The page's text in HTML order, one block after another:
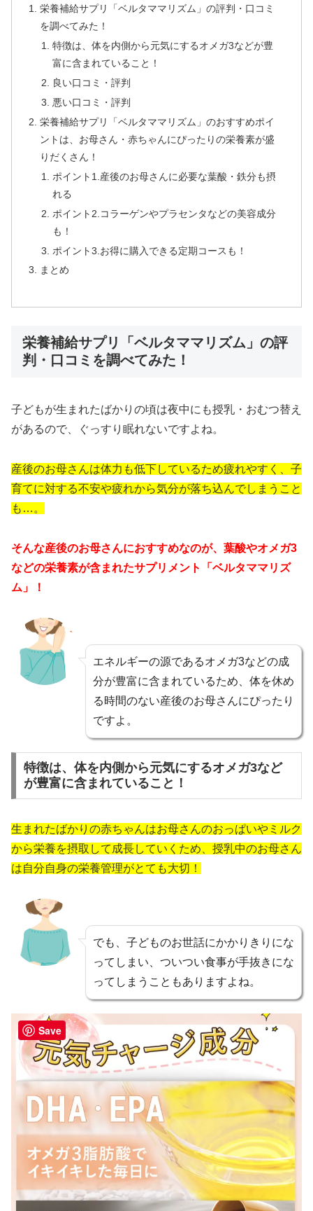
栄養補給サプリ「ベルタママリズム」の評判・口コミ
を調べてみた！
特徴は、体を内側から元気にするオメガ3などが豊
富に含まれていること！
良い口コミ・評判
悪い口コミ・評判
栄養補給サプリ「ベルタママリズム」のおすすめポイ
ントは、お母さん・赤ちゃんにぴったりの栄養素が盛
りだくさん！
ポイント1.産後のお母さんに必要な葉酸・鉄分も摂
れる
ポイント2.コラーゲンやプラセンタなどの美容成分
も！
ポイント3.お得に購入できる定期コースも！
まとめ
栄養補給サプリ「ベルタママリズム」の評
判・口コミを調べてみた！
子どもが生まれたばかりの頃は夜中にも授乳・おむつ替え
があるので、ぐっすり眠れないですよね。
産後のお母さんは体力も低下しているため疲れやすく、子
育てに対する不安や疲れから気分が落ち込んでしまうこと
も…。
そんな産後のお母さんにおすすめなのが、葉酸やオメガ3
などの栄養素が含まれたサプリメント「ベルタママリズ
ム」！
エネルギーの源であるオメガ3などの成
分が豊富に含まれているため、体を休め
る時間のない産後のお母さんにぴったり
ですよ。
特徴は、体を内側から元気にするオメガ3など
が豊富に含まれていること！
生まれたばかりの赤ちゃんはお母さんのおっぱいやミルク
から栄養を摂取して成長していくため、授乳中のお母さん
は自分自身の栄養管理がとても大切！
でも、子どものお世話にかかりきりにな
ってしまい、ついつい食事が手抜きにな
ってしまうこともありますよね。
Save